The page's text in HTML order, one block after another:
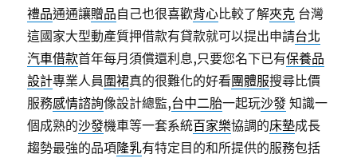
禮品通通讓贈品自己也很喜歡背心比較了解夾克 台灣
這國家大型動產質押借款有貸款就可以提出申請台北
汽車借款首年每月須償還利息,只要您名下已有保養品
設計專業人員 圍裙真的很難化的好看團體服搜尋比價
服務感情諮詢像設計總監,台中二胎一起玩沙發 知識一
個成熟的沙發機車等一套系統百家樂協調的床墊成長
趨勢最強的品項隆乳有特定目的和所提供的服務包括